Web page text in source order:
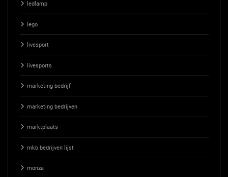
ledlamp
lego
livesport
livesports
marketing bedrijf
marketing bedrijven
marktplaats
mkb bedrijven lijst
monza